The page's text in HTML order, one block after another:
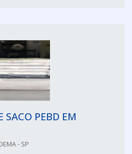
SACO PEBD EM
- SP